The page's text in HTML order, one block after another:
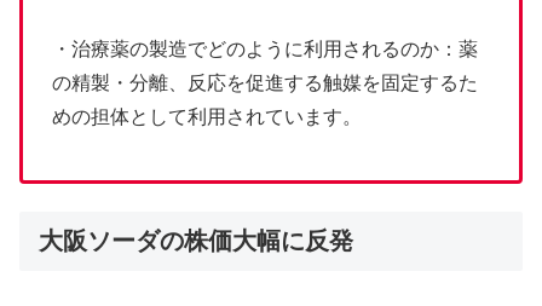
・治療薬の製造でどのように利用されるのか：薬
の精製・分離、反応を促進する触媒を固定するた
めの担体として利用されています。
大阪ソーダの株価大幅に反発